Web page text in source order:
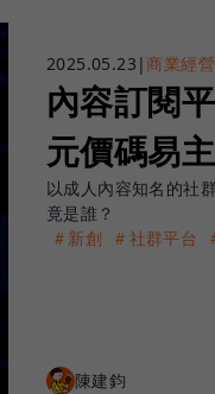
2025.05.23 |商業經營
內容訂閱
元價碼易
以成人內容知名的社
竟是誰？
＃新創
＃社群平台
陳建鈞